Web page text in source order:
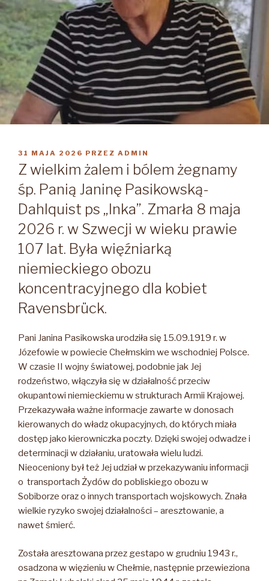
OPUBLIKOWANE
W
31 MAJA 2026 PRZEZ ADMIN
Z wielkim żalem i bólem żegnamy
śp. Panią Janinę Pasikowską-
Dahlquist ps „Inka”. Zmarła 8 maja
2026 r. w Szwecji w wieku prawie
107 lat. Była więźniarką
niemieckiego obozu
koncentracyjnego dla kobiet
Ravensbrück.
Pani Janina Pasikowska urodziła się 15.09.1919 r. w
Józefowie w powiecie Chełmskim we wschodniej Polsce.
W czasie II wojny światowej, podobnie jak Jej
rodzeństwo, włączyła się w działalność przeciw
okupantowi niemieckiemu w strukturach Armii Krajowej.
Przekazywała ważne informacje zawarte w donosach
kierowanych do władz okupacyjnych, do których miała
dostęp jako kierowniczka poczty. Dzięki swojej odwadze i
determinacji w działaniu, uratowała wielu ludzi.
Nieoceniony był też Jej udział w przekazywaniu informacji
o transportach Żydów do pobliskiego obozu w
Sobiborze oraz o innych transportach wojskowych. Znała
wielkie ryzyko swojej działalności – aresztowanie, a
nawet śmierć.
Została aresztowana przez gestapo w grudniu 1943 r.,
osadzona w więzieniu w Chełmie, następnie przewieziona